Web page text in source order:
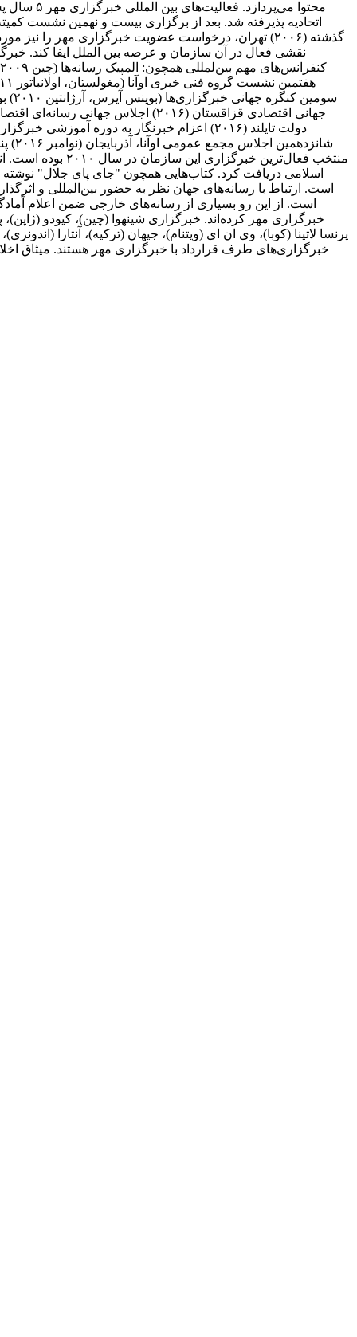
گذشته (۲۰۰۶) تهران، درخواست عضویت خبرگزاری مهر را
اسلامی دریافت کرد. کتاب‌هایی همچون "جای پای جلال"
است. از این رو بسیاری از رسانه‌های خارجی ضمن اعلام
خبرگزاری مهر کرده‌اند. خبرگزاری شینهوا (چین)، کیودو
پرنسا لاتینا (کوبا)، وی ان ای (ویتنام)، جیهان (ترکیه)، آنتارا
خبرگزاری‌های طرف قرارداد با خبرگزاری مهر هستند. میثاق